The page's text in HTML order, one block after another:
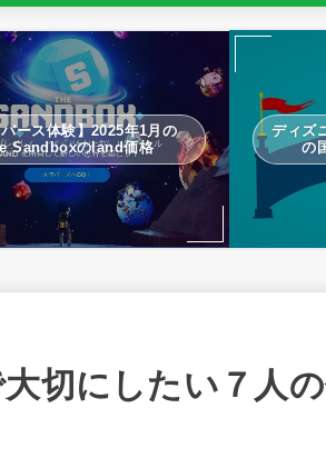
ース体験】2025年1月の
Sandboxのland価格
ディズ
の
切にしたい７人